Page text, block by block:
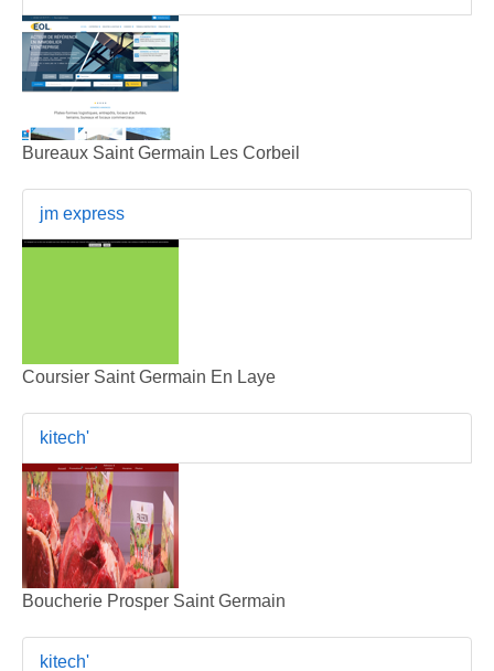
Bureaux Saint Germain Les Corbeil
jm express
Coursier Saint Germain En Laye
kitech'
Boucherie Prosper Saint Germain
kitech'